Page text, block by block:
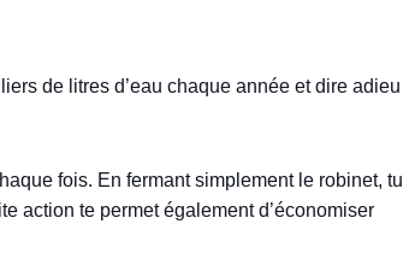
de litres d’eau chaque année et dire adieu
fois. En fermant simplement le robinet, tu
action te permet également d’économiser